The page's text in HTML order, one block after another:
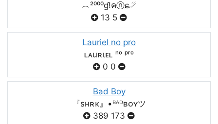
︵²⁰⁰⁰ɠ!คⓝɕ☄
13 5
Lauriel no pro
ʟᴀuʀιᴇʟ ⁿᵒ ᵖʳᵒ
0 0
Bad Boy
『sʜʀᴋ』•ᴮᴬᴰʙᴏʏツ
389 173